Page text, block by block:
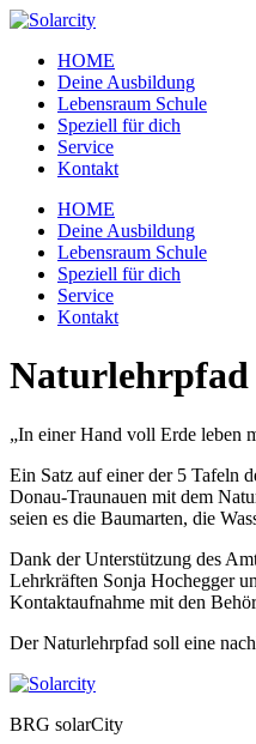
Zum
wechselnHOME
Deine Ausbildung
Lebensraum Schule
Speziell für dich
Service
Kontakt
Menü
HOME
Deine Ausbildung
Lebensraum Schule
Speziell für dich
Service
Kontakt
Naturlehrpfad
„In einer Hand voll Erde leben
Ein Satz auf einer der 5 Tafeln
Donau-Traunauen mit dem
seien es die Baumarten, die
Dank der Unterstützung des
Lehrkräften Sonja Hochegger
Kontaktaufnahme mit den
Der Naturlehrpfad soll eine
BRG solarCity